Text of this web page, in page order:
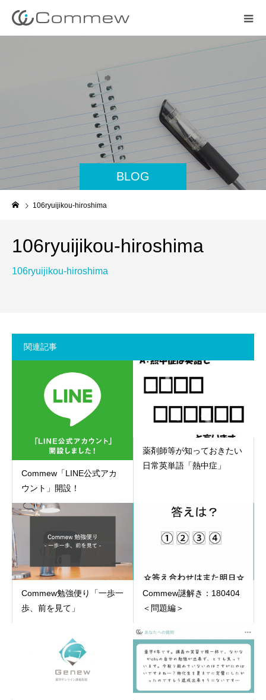
BLOG
106ryuijikou-hiroshima
106ryuijikou-hiroshima
106ryuijikou-hiroshima
関連記事
Commew「LINE公式アカ
ウント」開設！
薬剤師等が知っておきたい
日常英単語「熱中症」
Commew勉強便り「一歩一
歩、前を見て」
Commew謎解き：180404
＜問題編＞